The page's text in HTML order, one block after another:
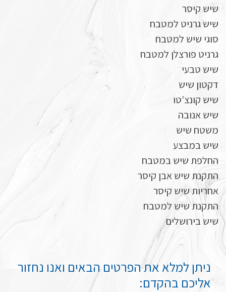
שיש קיסר
שיש גרניט למטבח
סוגי שיש למטבח
גרניט פורצלן למטבח
שיש טבעי
דקטון שיש
שיש קונצ'טו
שיש אנובה
משטח שיש
שיש במבצע
החלפת שיש במטבח
התקנת שיש אבן קיסר
אחריות שיש קיסר
התקנת שיש למטבח
שיש בירושלים
ניתן למלא את הפרטים הבאים ואנו נחזור
אליכם בהקדם: